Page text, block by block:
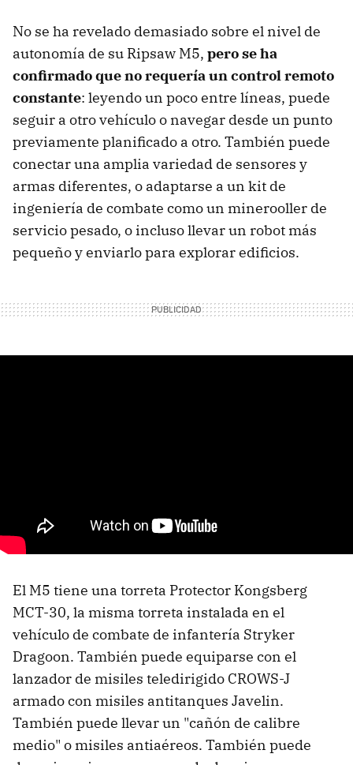
No se ha revelado demasiado sobre el nivel de
autonomía de su Ripsaw M5, pero se ha
confirmado que no requería un control remoto
constante: leyendo un poco entre líneas, puede
seguir a otro vehículo o navegar desde un punto
previamente planificado a otro. También puede
conectar una amplia variedad de sensores y
armas diferentes, o adaptarse a un kit de
ingeniería de combate como un minerooller de
servicio pesado, o incluso llevar un robot más
pequeño y enviarlo para explorar edificios.
El M5 tiene una torreta Protector Kongsberg
MCT-30, la misma torreta instalada en el
vehículo de combate de infantería Stryker
Dragoon. También puede equiparse con el
lanzador de misiles teledirigido CROWS-J
armado con misiles antitanques Javelin.
También puede llevar un "cañón de calibre
medio" o misiles antiaéreos. También puede